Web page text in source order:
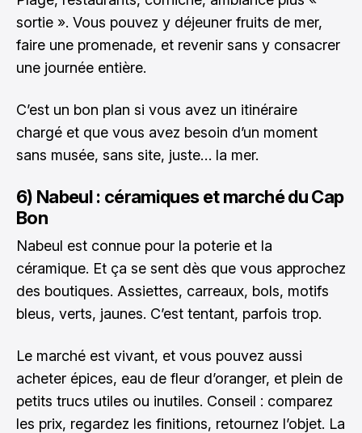
sortie ». Vous pouvez y déjeuner fruits de mer,
faire une promenade, et revenir sans y consacrer
une journée entière.
C’est un bon plan si vous avez un itinéraire
chargé et que vous avez besoin d’un moment
sans musée, sans site, juste… la mer.
6) Nabeul : céramiques et marché du Cap
Bon
Nabeul est connue pour la poterie et la
céramique. Et ça se sent dès que vous approchez
des boutiques. Assiettes, carreaux, bols, motifs
bleus, verts, jaunes. C’est tentant, parfois trop.
Le marché est vivant, et vous pouvez aussi
acheter épices, eau de fleur d’oranger, et plein de
petits trucs utiles ou inutiles. Conseil : comparez
les prix, regardez les finitions, retournez l’objet. La